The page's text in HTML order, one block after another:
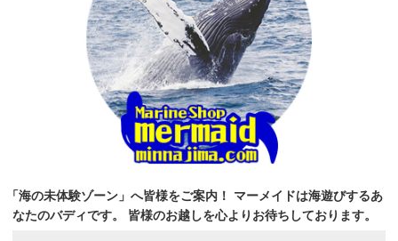
「海の未体験ゾーン」へ皆様をご案内！
マーメイドは海遊びするあ
なたのバディです。
皆様のお越しを心よりお待ちしております。